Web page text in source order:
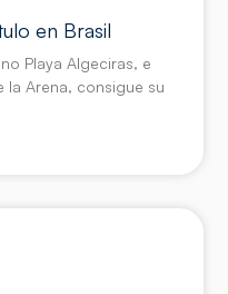
en Brasil
Playa Algeciras, e
la Arena, consigue su